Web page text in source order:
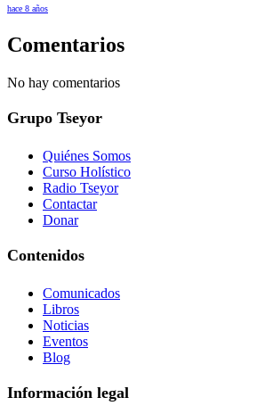
hace 8 años
Comentarios
No hay comentarios
Grupo Tseyor
Quiénes Somos
Curso Holístico
Radio Tseyor
Contactar
Donar
Contenidos
Comunicados
Libros
Noticias
Eventos
Blog
Información legal